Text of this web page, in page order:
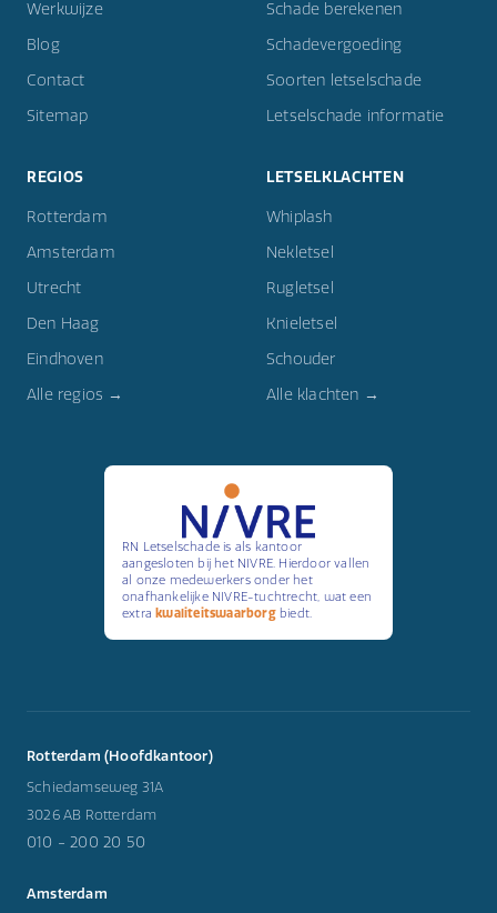
Werkwijze
Blog
Contact
Sitemap
Schade berekenen
Schadevergoeding
Soorten letselschade
Letselschade informatie
REGIOS
Rotterdam
Amsterdam
Utrecht
Den Haag
Eindhoven
Alle regios →
LETSELKLACHTEN
Whiplash
Nekletsel
Rugletsel
Knieletsel
Schouder
Alle klachten →
RN Letselschade is als kantoor
aangesloten bij het NIVRE. Hierdoor vallen
al onze medewerkers onder het
onafhankelijke NIVRE-tuchtrecht, wat een
extrakwaliteitswaarborgbiedt.
Rotterdam (Hoofdkantoor)
Schiedamseweg 31A
3026 AB Rotterdam
010 - 200 20 50
Amsterdam